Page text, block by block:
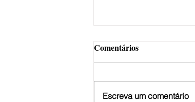
Comentários
Escreva um comentário